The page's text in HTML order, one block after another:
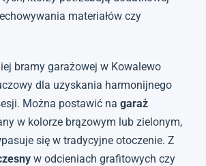
materiałów czy
bramy garażowej w Kowalewo
dla uzyskania harmonijnego
Można postawić na garaż
w kolorze brązowym lub zielonym,
się w tradycyjne otoczenie. Z
w odcieniach grafitowych czy